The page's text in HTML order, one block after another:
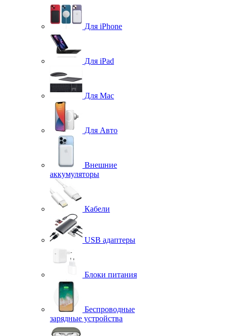
Для iPhone
Для iPad
Для Mac
Для Авто
Внешние
аккумуляторы
Кабели
USB адаптеры
Блоки питания
Беспроводные
зарядные устройства